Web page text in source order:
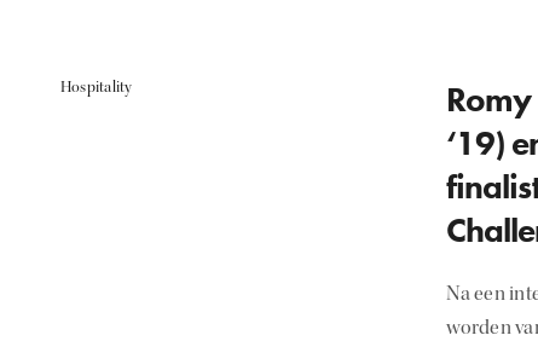
Hospitality
‘19)
Na een
worden